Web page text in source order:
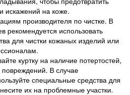
искажений на коже.
производителя по чистке. В
рекомендуется использовать
для чистки кожаных изделий или
куртку на наличие потертостей,
В случае
специальные средства для
их на проблемные участки.